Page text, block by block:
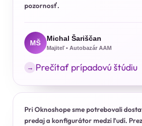
pozornosť.
MŠ
Michal Šariščan
Majiteľ • Autobazár AAM
→ Prečítať prípadovú štúdiu
Pri Oknoshope sme potrebovali
predaj a konfigurátor medzi ľudí.